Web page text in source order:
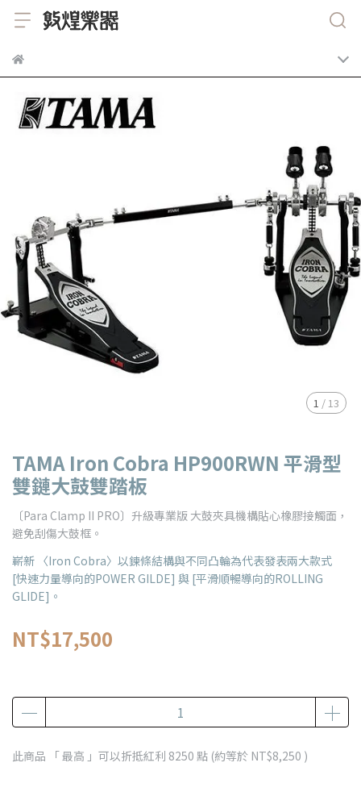
1 / 13
TAMA Iron Cobra HP900RWN 平滑型
雙鏈大鼓雙踏板
〔Para Clamp II PRO〕升級專業版 大鼓夾具機構貼心橡膠接觸面，
避免刮傷大鼓框。
嶄新 〈Iron Cobra〉以鍊條結構與不同凸輪為代表發表兩大款式
[快速力量導向的POWER GILDE] 與 [平滑順暢導向的ROLLING
GLIDE]。
NT$17,500
此商品 「 最高 」可以折抵紅利 8250 點 (約等於 NT$8,250 )